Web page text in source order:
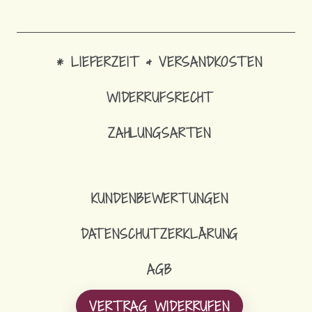
* LIEFERZEIT & VERSANDKOSTEN
WIDERRUFSRECHT
ZAHLUNGSARTEN
KUNDENBEWERTUNGEN
DATENSCHUTZERKLÄRUNG
AGB
VERTRAG WIDERRUFEN